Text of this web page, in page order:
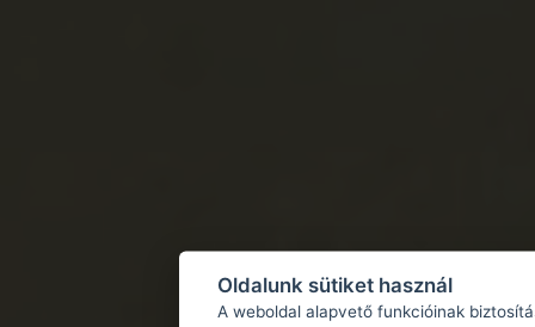
Oldalunk sütiket használ
A weboldal alapvető funkcióinak